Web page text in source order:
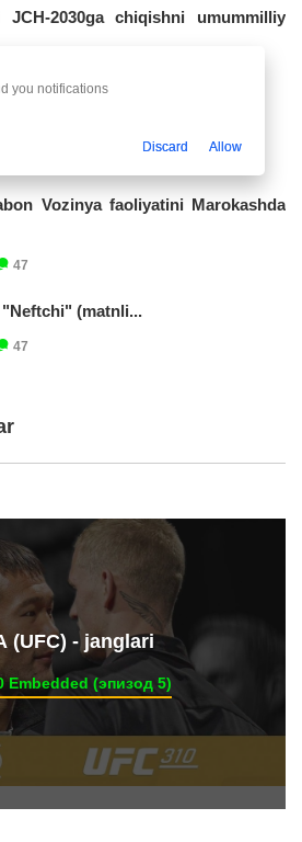
JCH-2030ga chiqishni umummilliy
Vozinya faoliyatini Marokashda
47
(matnli...
47
- janglari
Embedded (эпизод 5)
you notifications
Discard Allow